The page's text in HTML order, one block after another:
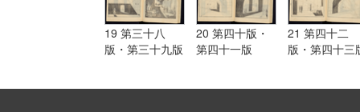
19 第三十八
版・第三十九版
20 第四十版・
第四十一版
21 第四十二
版・第四十三